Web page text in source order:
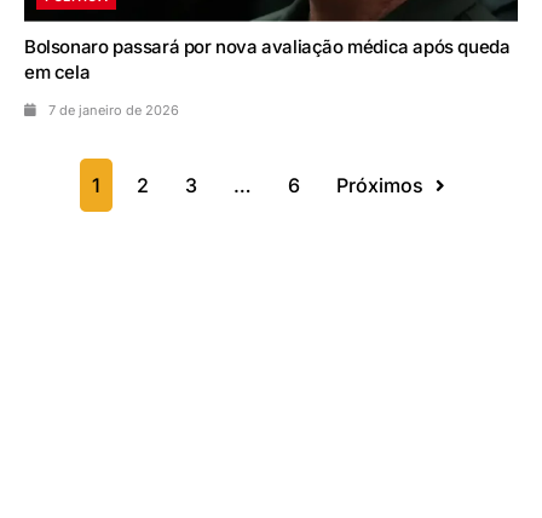
Bolsonaro passará por nova avaliação médica após queda
em cela
7 de janeiro de 2026
1 2 3 … 6 Próximos